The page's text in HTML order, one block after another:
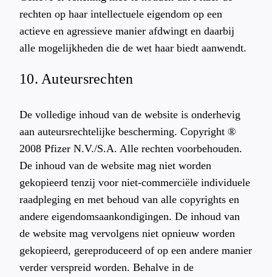
rechten op haar intellectuele eigendom op een
actieve en agressieve manier afdwingt en daarbij
alle mogelijkheden die de wet haar biedt aanwendt.
10. Auteursrechten
De volledige inhoud van de website is onderhevig
aan auteursrechtelijke bescherming. Copyright ®
2008 Pfizer N.V./S.A. Alle rechten voorbehouden.
De inhoud van de website mag niet worden
gekopieerd tenzij voor niet-commerciële individuele
raadpleging en met behoud van alle copyrights en
andere eigendomsaankondigingen. De inhoud van
de website mag vervolgens niet opnieuw worden
gekopieerd, gereproduceerd of op een andere manier
verder verspreid worden. Behalve in de